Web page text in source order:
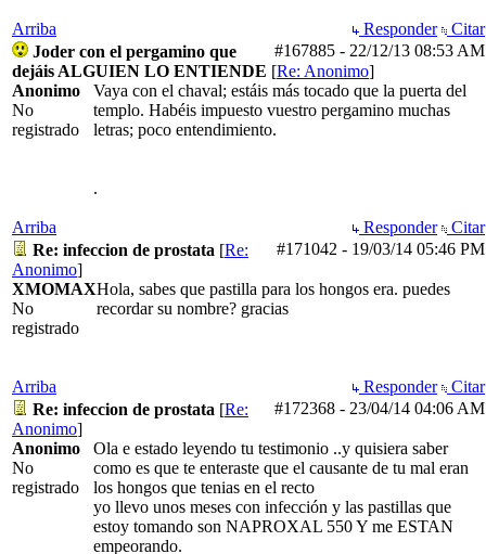
Arriba Responder
Citar
#167885 - 22/12/13 08:53 AM
Joder con el pergamino que
dejáis ALGUIEN LO ENTIENDE [Re: Anonimo]
Anonimo
No
registrado
Vaya con el chaval; estáis más tocado que la puerta del
templo. Habéis impuesto vuestro pergamino muchas
letras; poco entendimiento.
.
Arriba Responder
Citar
#171042 - 19/03/14 05:46 PM
Re: infeccion de prostata [Re:
Anonimo]
XMOMAX
No
registrado
Hola, sabes que pastilla para los hongos era. puedes
recordar su nombre? gracias
Arriba Responder
Citar
#172368 - 23/04/14 04:06 AM
Re: infeccion de prostata [Re:
Anonimo]
Anonimo
No
registrado
Ola e estado leyendo tu testimonio ..y quisiera saber
como es que te enteraste que el causante de tu mal eran
los hongos que tenias en el recto
yo llevo unos meses con infección y las pastillas que
estoy tomando son NAPROXAL 550 Y me ESTAN
empeorando.